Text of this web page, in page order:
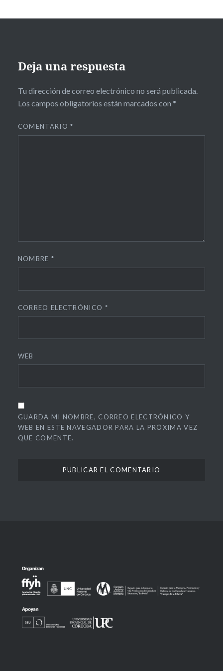
Deja una respuesta
Tu dirección de correo electrónico no será publicada.
Los campos obligatorios están marcados con *
COMENTARIO*
NOMBRE *
CORREO ELECTRÓNICO *
WEB
GUARDA MI NOMBRE, CORREO ELECTRÓNICO Y
WEB EN ESTE NAVEGADOR PARA LA PRÓXIMA VEZ
QUE COMENTE.